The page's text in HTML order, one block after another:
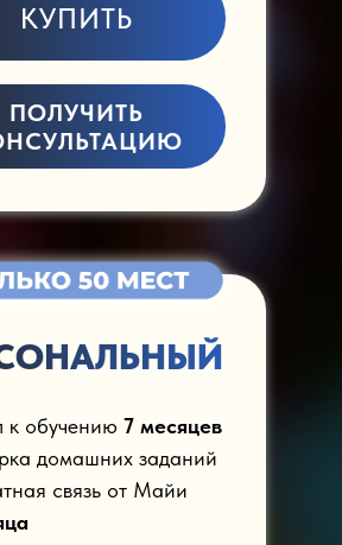
ПОЛУЧИТЬ
КУПИТЬ
к обучению 7 месяцев
домашних заданий
связь от Майи